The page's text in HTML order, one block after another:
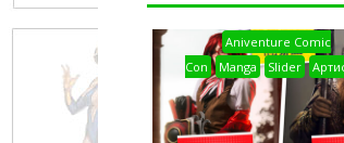
Aniventure Comic
Con
Manga Slider